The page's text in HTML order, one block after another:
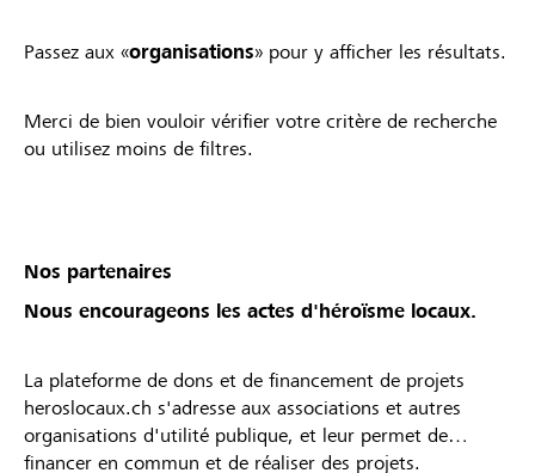
Passez aux «organisations» pour y afficher les résultats.
Merci de bien vouloir vérifier votre critère de recherche
ou utilisez moins de filtres.
Nos partenaires
Nous encourageons les actes d'héroïsme locaux.
La plateforme de dons et de financement de projets
heroslocaux.ch s'adresse aux associations et autres
organisations d'utilité publique, et leur permet de
financer en commun et de réaliser des projets.